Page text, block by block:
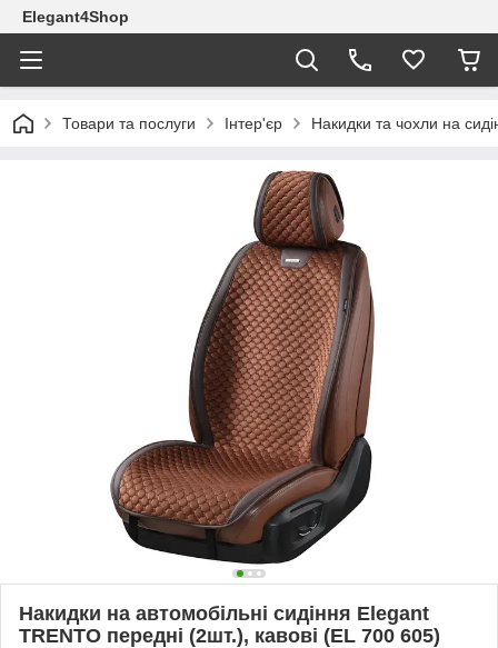
Elegant4Shop
Товари та послуги Інтер'єр Накидки та чохли на
Накидки на автомобільні сидіння Elegant
TRENTO передні (2шт.), кавові (EL 700 605)